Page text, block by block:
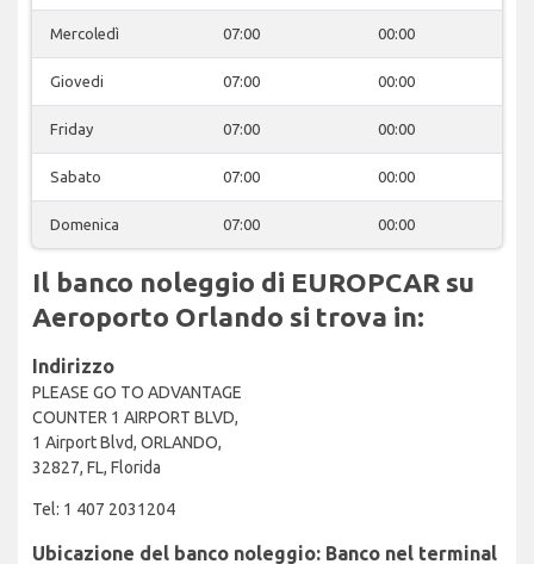
Mercoledì 07:00 00:00
Giovedi 07:00 00:00
Friday 07:00 00:00
Sabato 07:00 00:00
Domenica 07:00 00:00
Il banco noleggio di EUROPCAR su
Aeroporto Orlando si trova in:
Indirizzo
PLEASE GO TO ADVANTAGE
COUNTER 1 AIRPORT BLVD,
1 Airport Blvd, ORLANDO,
32827, FL, Florida
Tel: 1 407 2031204
Ubicazione del banco noleggio: Banco nel terminal